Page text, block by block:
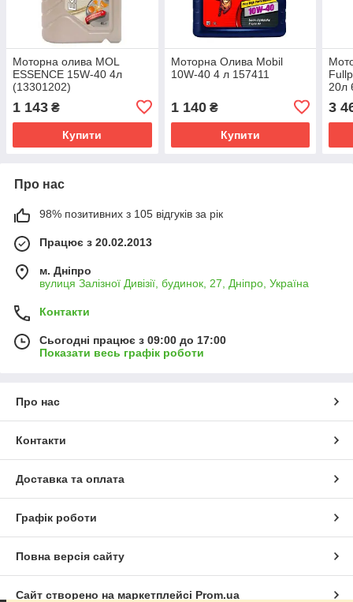
Моторна олива MOL
ESSENCE 15W-40 4л
(13301202)
1 143 ₴
Купити
Моторна Олива Mobil
10W-40 4 л 157411
1 140₴
Купити
20л
3
Про нас
98% позитивних з 105 відгуків за рік
Працює з 20.02.2013
м. Дніпро
вулиця Залізної Дивізії, будинок, 27, Дніпро, Україна
Контакти
Сьогодні працює з 09:00 до 17:00
Показати весь графік роботи
Про нас
Контакти
Доставка та оплата
Графік роботи
Повна версія сайту
Сайт створено на маркетплейсі Prom.ua